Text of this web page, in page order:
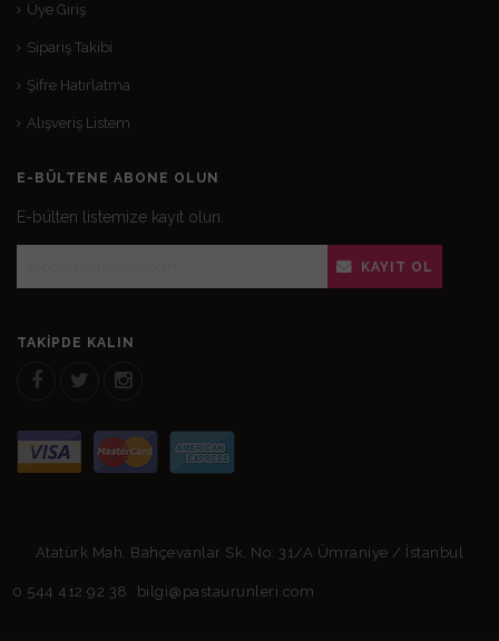
Üye Giriş
Sipariş Takibi
Şifre Hatırlatma
Alışveriş Listem
E-BÜLTENE ABONE OLUN
E-bülten listemize kayıt olun.
KAYIT OL
TAKIPDE KALIN
Atatürk Mah. Bahçevanlar Sk. No: 31/A Ümraniye / İstanbul
0 544 412 92 38 bilgi@pastaurunleri.com